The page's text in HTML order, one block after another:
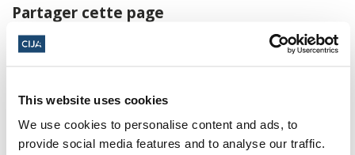
This website uses cookies
We use cookies to personalise content and ads, to
provide social media features and to analyse our traffic.
Partager cette page
Facebook